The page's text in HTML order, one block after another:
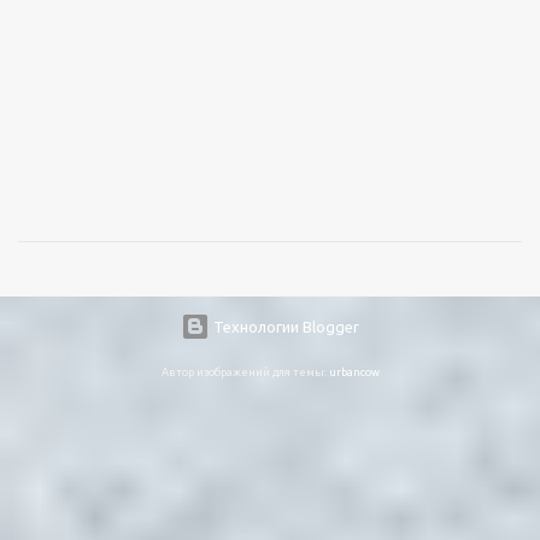
Технологии Blogger
Автор изображений для темы: urbancow